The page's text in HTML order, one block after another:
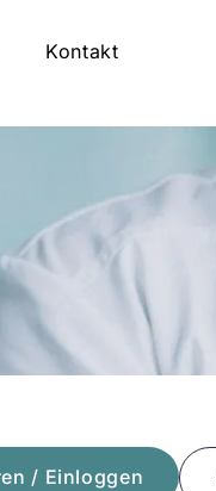
Kontakt
/ Einloggen